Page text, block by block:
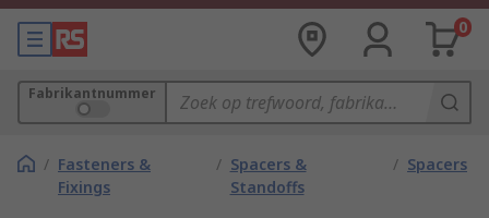
0
Fabrikantnummer
/ Fasteners &
Fixings
/ Spacers &
Standoffs
/ Spacers